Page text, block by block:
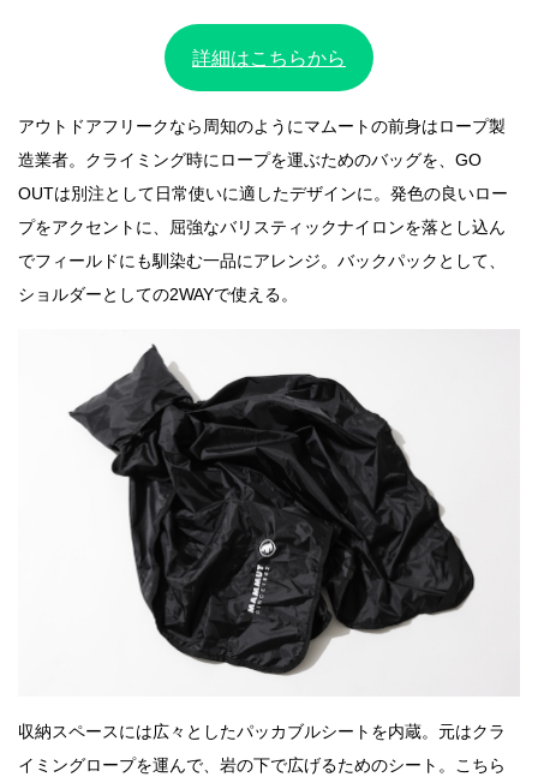
詳細はこちらから
アウトドアフリークなら周知のようにマムートの前身はロープ製
造業者。クライミング時にロープを運ぶためのバッグを、GO
OUTは別注として日常使いに適したデザインに。発色の良いロー
プをアクセントに、屈強なバリスティックナイロンを落とし込ん
でフィールドにも馴染む一品にアレンジ。バックパックとして、
ショルダーとしての2WAYで使える。
収納スペースには広々としたパッカブルシートを内蔵。元はクラ
イミングロープを運んで、岩の下で広げるためのシート。こちら